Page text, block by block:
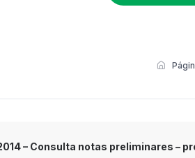
– Consulta notas preliminares –